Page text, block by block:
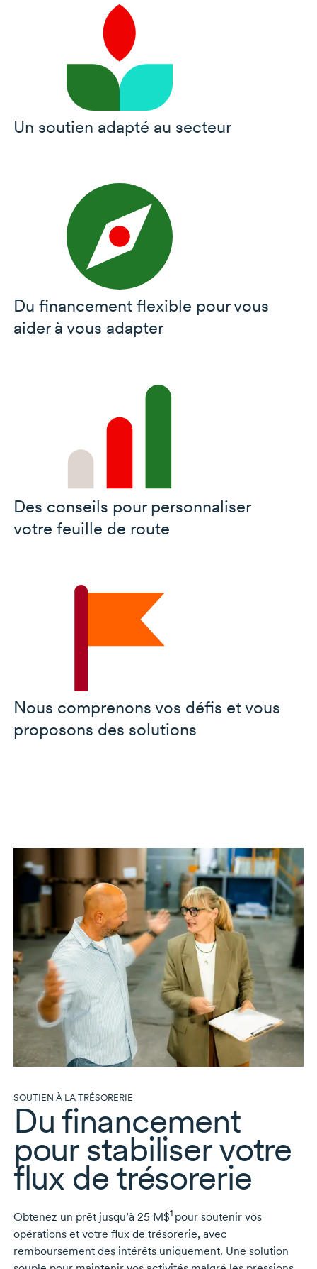
Un soutien adapté au secteur
Du financement flexible pour vous
aider à vous adapter
Des conseils pour personnaliser
votre feuille de route
Nous comprenons vos défis et vous
proposons des solutions
SOUTIEN À LA TRÉSORERIE
Du financement
pour stabiliser votre
flux de trésorerie
Obtenez un prêt jusqu’à 25 M$1 pour soutenir vos
opérations et votre flux de trésorerie, avec
remboursement des intérêts uniquement. Une solution